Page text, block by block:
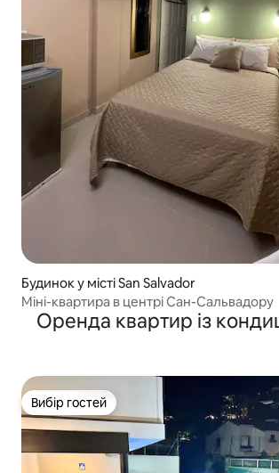
Будинок у місті San Salvador
Міні-квартира в центрі Сан-Сальвадору
Оренда квартир із
Вибір гостей
Вибір гостей